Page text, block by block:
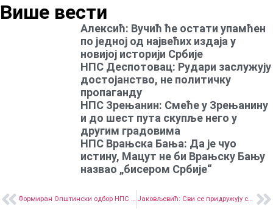
Више вести
Алексић: Вучић ће остати упамћен
по једној од највећих издаја у
новијој историји Србије
НПС Деспотовац: Рудари заслужују
достојанство, не политичку
пропаганду
НПС Зрењанин: Смеће у Зрењанину
и до шест пута скупље него у
другим градовима
НПС Врањска Бања: Да је чуо
истину, Мацут не би Врањску Бању
назвао „бисером Србије“
Формиран Општински одбор НПС Нови Београд Јаковљевић: Сви се придружују студентима, ненормално је да Одбор за образовање нема став по том питању